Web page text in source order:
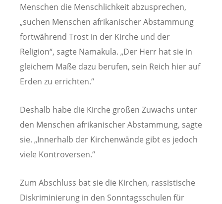
Menschen die Menschlichkeit abzusprechen,
„suchen Menschen afrikanischer Abstammung
fortwährend Trost in der Kirche und der
Religion“, sagte Namakula. „Der Herr hat sie in
gleichem Maße dazu berufen, sein Reich hier auf
Erden zu errichten.“
Deshalb habe die Kirche großen Zuwachs unter
den Menschen afrikanischer Abstammung, sagte
sie. „Innerhalb der Kirchenwände gibt es jedoch
viele Kontroversen.“
Zum Abschluss bat sie die Kirchen, rassistische
Diskriminierung in den Sonntagsschulen für